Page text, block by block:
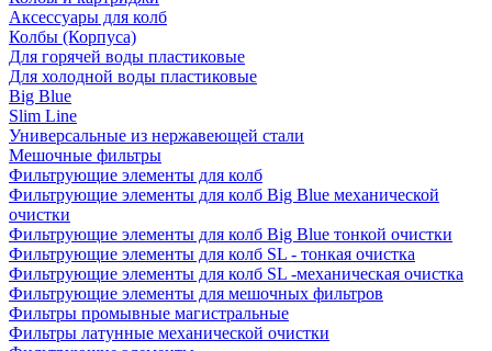
Аксессуары для колб
Колбы (Корпуса)
Для горячей воды пластиковые
Для холодной воды пластиковые
Big Blue
Slim Line
Универсальные из нержавеющей стали
Мешочные фильтры
Фильтрующие элементы для колб
Фильтрующие элементы для колб Big Blue механической
очистки
Фильтрующие элементы для колб Big Blue тонкой очистки
Фильтрующие элементы для колб SL - тонкая очистка
Фильтрующие элементы для колб SL -механическая очистка
Фильтрующие элементы для мешочных фильтров
Фильтры промывные магистральные
Фильтры латунные механической очистки